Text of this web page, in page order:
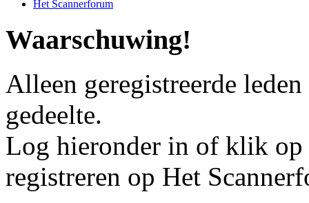
Het Scannerforum
Waarschuwing!
Alleen geregistreerde
gedeelte.
Log hieronder in of klik op
registreren op Het